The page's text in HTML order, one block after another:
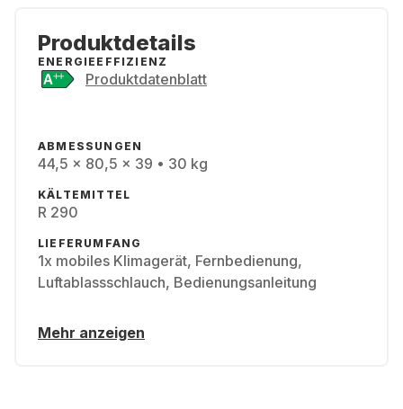
Produktdetails
ENERGIEEFFIZIENZ
Produktdatenblatt
ABMESSUNGEN
44,5 x 80,5 x 39 • 30 kg
KÄLTEMITTEL
R 290
LIEFERUMFANG
1x mobiles Klimagerät, Fernbedienung,
Luftablassschlauch, Bedienungsanleitung
Mehr anzeigen